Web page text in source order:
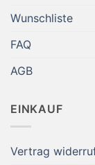
Wunschliste
FAQ
AGB
EINKAUF
Vertrag